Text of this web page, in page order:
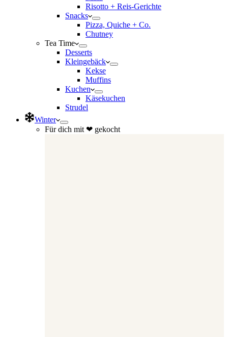
Risotto + Reis-Gerichte
Snacks
Pizza, Quiche + Co.
Chutney
Tea Time
Desserts
Kleingebäck
Kekse
Muffins
Kuchen
Käsekuchen
Strudel
Winter
Für dich mit ❤ gekocht